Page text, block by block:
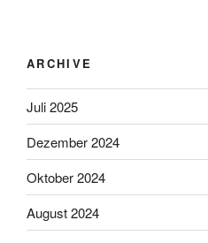
ARCHIVE
Juli 2025
Dezember 2024
Oktober 2024
August 2024